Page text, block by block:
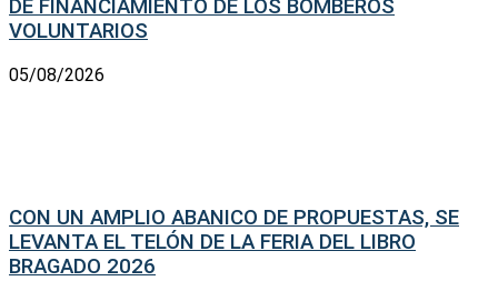
DE FINANCIAMIENTO DE LOS BOMBEROS
VOLUNTARIOS
05/08/2026
CON UN AMPLIO ABANICO DE PROPUESTAS, SE
LEVANTA EL TELÓN DE LA FERIA DEL LIBRO
BRAGADO 2026